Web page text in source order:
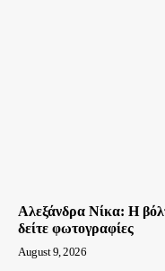
Αλεξάνδρα Νίκα: Η
δείτε φωτογραφίες
August 9, 2026